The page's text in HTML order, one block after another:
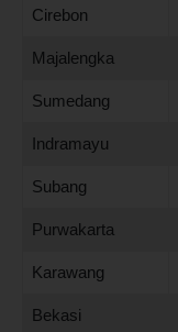
Cirebon
Majalengka
Sumedang
Indramayu
Subang
Purwakarta
Karawang
Bekasi